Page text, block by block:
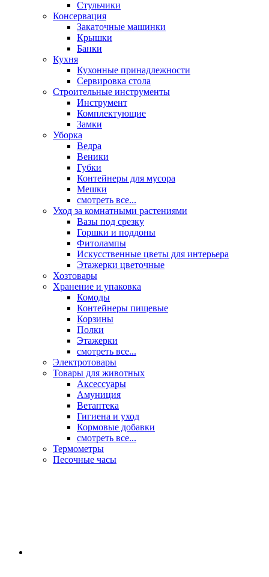
Стульчики
Консервация
Закаточные машинки
Крышки
Банки
Кухня
Кухонные принадлежности
Сервировка стола
Строительные инструменты
Инструмент
Комплектующие
Замки
Уборка
Ведра
Веники
Губки
Контейнеры для мусора
Мешки
смотреть все...
Уход за комнатными растениями
Вазы под срезку
Горшки и поддоны
Фитолампы
Искусственные цветы для интерьера
Этажерки цветочные
Хозтовары
Хранение и упаковка
Комоды
Контейнеры пищевые
Корзины
Полки
Этажерки
смотреть все...
Электротовары
Товары для животных
Аксессуары
Амуниция
Ветаптека
Гигиена и уход
Кормовые добавки
смотреть все...
Термометры
Песочные часы